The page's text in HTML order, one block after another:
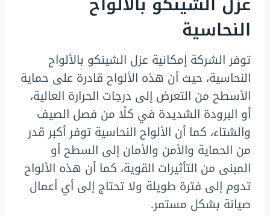
النحاسية
توفر الشركة إمكانية عزل الشينكو بالألواح
النحاسية، حيث أن هذه الألواح قادرة على حماية
الأسطح من التعرض إلى درجات الحرارة العالية،
أو البرودة الشديدة في كلًا من فصل الصيف
والشتاء، كما أن الألواح النحاسية توفر أكبر قدر
من الحماية والأمن والأمان إلى السطح أو
المبنى من التأثيرات القوية، كما أن هذه الألواح
تدوم إلى فترة طويلة ولا تحتاج إلى أي أعمال
صيانة بشكل مستمر.